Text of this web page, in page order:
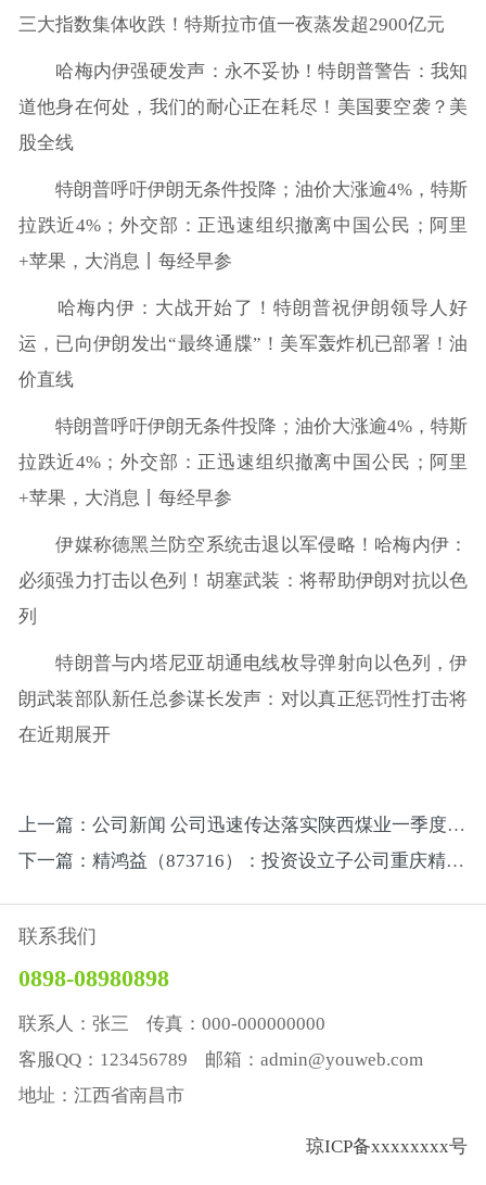
三大指数集体收跌！特斯拉市值一夜蒸发超2900亿元
哈梅内伊强硬发声：永不妥协！特朗普警告：我知
道他身在何处，我们的耐心正在耗尽！美国要空袭？美
股全线
特朗普呼吁伊朗无条件投降；油价大涨逾4%，特斯
拉跌近4%；外交部：正迅速组织撤离中国公民；阿里
+苹果，大消息丨每经早参
哈梅内伊：大战开始了！特朗普祝伊朗领导人好
运，已向伊朗发出“最终通牒”！美军轰炸机已部署！油
价直线
特朗普呼吁伊朗无条件投降；油价大涨逾4%，特斯
拉跌近4%；外交部：正迅速组织撤离中国公民；阿里
+苹果，大消息丨每经早参
伊媒称德黑兰防空系统击退以军侵略！哈梅内伊：
必须强力打击以色列！胡塞武装：将帮助伊朗对抗以色
列
特朗普与内塔尼亚胡通电线枚导弹射向以色列，伊
朗武装部队新任总参谋长发声：对以真正惩罚性打击将
在近期展开
上一篇：公司新闻 公司迅速传达落实陕西煤业一季度安全办公会精神暨矿业安全工作要求
下一篇：精鸿益（873716）：投资设立子公司重庆精鸿鑫科技有限公司
联系我们
0898-08980898
联系人：张三 传真：000-000000000
客服QQ：123456789 邮箱：admin@youweb.com
地址：江西省南昌市
琼ICP备xxxxxxxx号